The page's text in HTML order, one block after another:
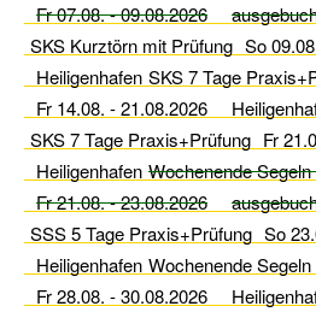
Wir
unsere
Flotte
Solveig
Führerscheininfo
Sbf
See
Fr 07.08. - 09.08.2026
SKS Kurztörn mit Prüfung So
Heiligenhafen SKS 7 Tage
Fr 14.08. - 21.08.2026
SKS 7 Tage Praxis+Prüfung Fr
Heiligenhafen Wochenende Segeln
Fr 21.08. - 23.08.2026
SSS 5 Tage Praxis+Prüfung So
Heiligenhafen Wochenende Segeln
Fr 28.08. - 30.08.2026